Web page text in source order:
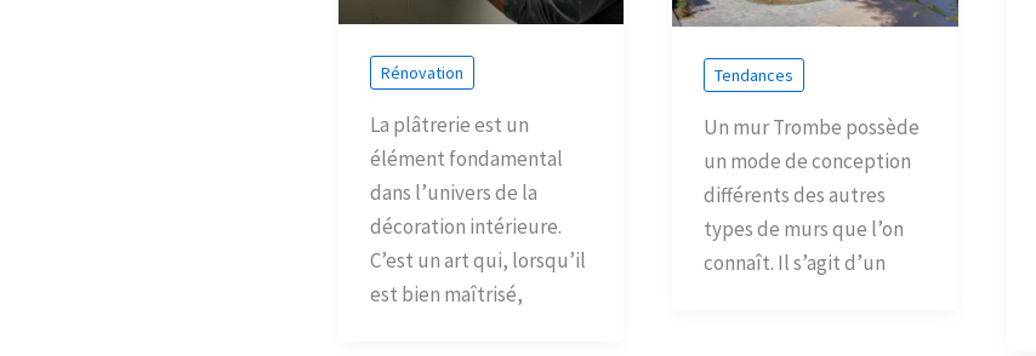
Rénovation
La plâtrerie est un
élément fondamental
dans l’univers de la
décoration intérieure.
C’est un art qui, lorsqu’il
est bien maîtrisé,
Tendances
Un mur Trombe possède
un mode de conception
différents des autres
types de murs que l’on
connaît. Il s’agit d’un